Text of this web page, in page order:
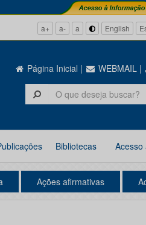
a+ a- a English
Página Inicial | WEBMAIL |
Bibliotecas Acesso
Ações afirmativas